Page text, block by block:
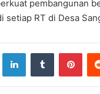
pembangunan
RT di Desa
LinkedInTumblr